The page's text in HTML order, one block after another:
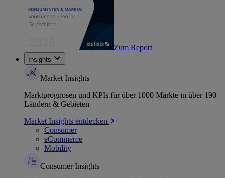
Zum Report
Insights
Market Insights
Marktprognosen und KPIs für über 1000 Märkte in über 190
Ländern & Gebieten
Market Insights entdecken
Consumer
eCommerce
Mobility
Consumer Insights